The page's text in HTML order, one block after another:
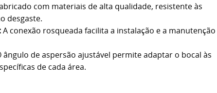
com materiais de alta qualidade, resistente às
desgaste.
A conexão rosqueada facilita a instalação e a manutenção
ângulo de aspersão ajustável permite adaptar o bocal às
de cada área.